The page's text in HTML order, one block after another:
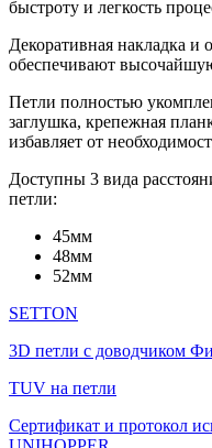
быстроту и легкость
Декоративная накладка и
обеспечивают
Петли полностью
заглушка, крепежная
избавляет от
Доступны 3 вида
петли:
45мм
48мм
52мм
SETTON
3D петли с доводчиком
TUV на петли
Сертификат и протокол